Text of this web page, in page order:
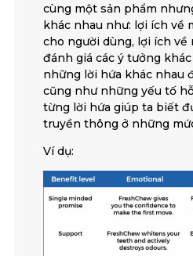
cùng một sản phẩm
khác nhau như: lợi ích về
cho người dùng, lợi ích về
đánh giá các ý tưởng
những lời hứa khác nhau
cũng như những yếu tố
từng lời hứa giúp ta biết
truyền thông ở những
Ví dụ: